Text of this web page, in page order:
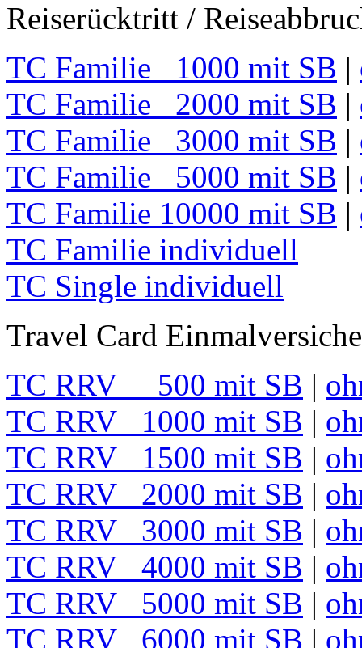
Reiserücktritt /
TC Familie 1000 mit SB |
TC Familie 2000 mit SB |
TC Familie 3000 mit SB |
TC Familie 5000 mit SB |
TC Familie 10000 mit SB |
TC Familie individuell
TC Single individuell
Travel Card
TC RRV 500 mit SB |
TC RRV 1000 mit SB |
TC RRV 1500 mit SB |
TC RRV 2000 mit SB |
TC RRV 3000 mit SB |
TC RRV 4000 mit SB |
TC RRV 5000 mit SB |
TC RRV 6000 mit SB |